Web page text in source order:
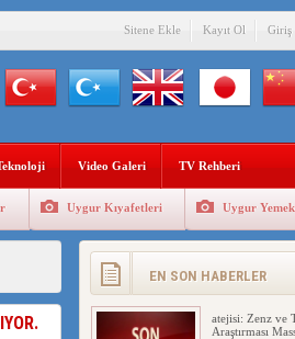
Sitene Ekle Kayıt Ol Giriş
Video Galeri TV Rehberi
Uygur Kıyafetleri Uygur
EN SON HABERLER
TERÖRÜ
yönetimi 4
YAŞAYAN
ÇİN İLE
atejisi: Zenz ve
Araştırması